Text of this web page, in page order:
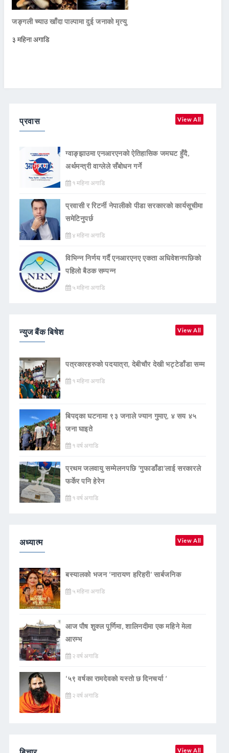
जङ्गली च्याउ खाँदा पाल्पामा दुई जनाको मृत्यु
३ महिना अगाडि
प्रवास View All
ग्वाङ्झाउमा एनआरएनको ऐतिहासिक जमघट हुँदै,
अर्थमन्त्री वाग्लेले सँबोधन गर्ने
१ महिना अगाडि
प्रवासी र रिटर्नी नेपालीको पीडा सरकारको कार्यसूचीमा
समेटिनुपर्छ
४ महिना अगाडि
विभिन्न निर्णय गर्दै एनआरएनए एकता अधिवेशनपछिको
पहिलो बैठक सम्पन्न
५ महिना अगाडि
न्युज बैंक बिषेश View All
पत्रकारहरुको पदयात्रा, देबीचौर देखी भट्टेडाँडा सम्म
१ महिना अगाडि
बिपद्का घटनामा ९३ जनाले ज्यान गुमाए, ४ सय ४५
जना घाइते
१ वर्ष अगाडि
प्रथम जलवायु सम्मेलनपछि ‘गुफाडाँडा’लाई सरकारले
फर्केर पनि हेरेन
१ वर्ष अगाडि
अध्यात्म View All
बस्यालको भजन ‘नारायण हरिहरी’ सार्बजनिक
५ महिना अगाडि
आज पौष शुक्ल पूर्णिमा, शालिनदीमा एक महिने मेला
आरम्भ
२ वर्ष अगाडि
‘५९ वर्षका रामदेवकाे यस्ताे छ दिनचर्या ’
२ वर्ष अगाडि
View All